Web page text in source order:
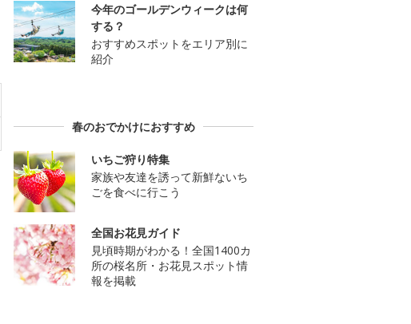
今年のゴールデンウィークは何
する？
おすすめスポットをエリア別に
紹介
春のおでかけにおすすめ
いちご狩り特集
家族や友達を誘って新鮮ないち
ごを食べに行こう
全国お花見ガイド
見頃時期がわかる！全国1400カ
所の桜名所・お花見スポット情
報を掲載